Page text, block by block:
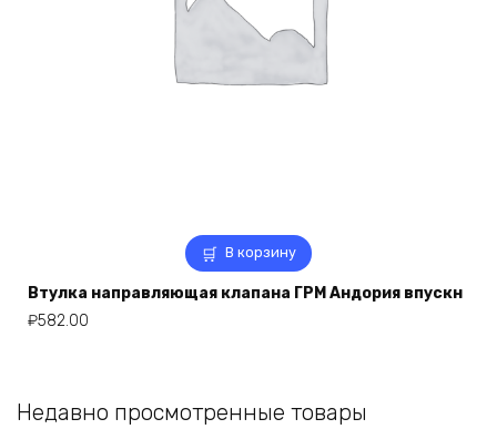
В корзину
Втулка направляющая клапана ГРМ Андория впускн
₽582.00
Недавно просмотренные товары